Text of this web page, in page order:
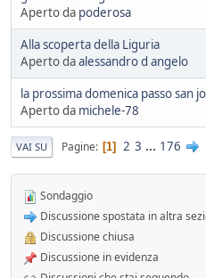
Aperto da poderosa
Alla scoperta della Liguria
Aperto daalessandro d angelo
la prossima domenica passo san
Aperto da michele-78
VAI SU Pagine 1 2 3 ... 176
Sondaggio
Discussione spostata in altra
Discussione chiusa
Discussione in evidenza